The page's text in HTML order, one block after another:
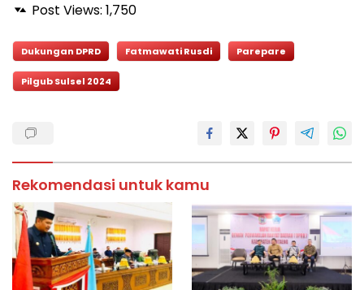
Post Views: 1,750
Dukungan DPRD Fatmawati Rusdi Parepare
Pilgub Sulsel 2024
Rekomendasi untuk kamu